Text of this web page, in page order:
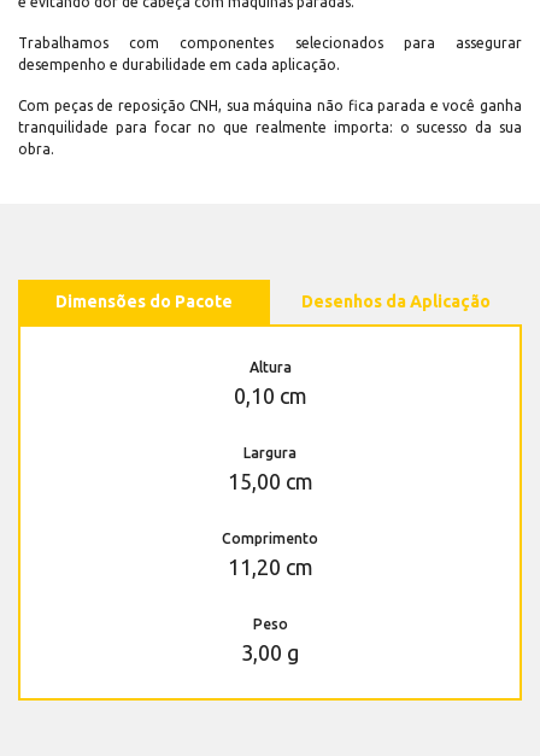
Trabalhamos com componentes selecionados para assegurar
desempenho e durabilidade em cada aplicação.
Com peças de reposição CNH, sua máquina não fica parada e você ganha
tranquilidade para focar no que realmente importa: o sucesso da sua
obra.
Dimensões do Pacote Desenhos da Aplicação
Altura
0,10 cm
Largura
15,00 cm
Comprimento
11,20 cm
Peso
3,00 g